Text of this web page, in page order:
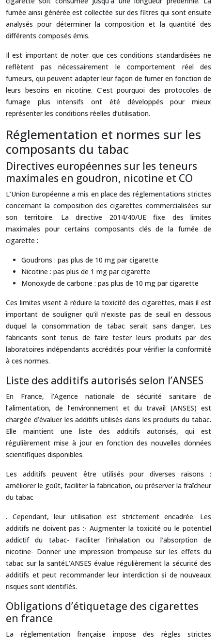
fumée ainsi générée est collectée sur des filtres qui sont ensuite
analysés pour déterminer la composition et la quantité des
différents composés émis.
Il est important de noter que ces conditions standardisées ne
reflètent pas nécessairement le comportement réel des
fumeurs, qui peuvent adapter leur façon de fumer en fonction de
leurs besoins en nicotine. C’est pourquoi des protocoles de
fumage plus intensifs ont été développés pour mieux
représenter les conditions réelles d’utilisation.
Réglementation et normes sur les
composants du tabac
Directives européennes sur les teneurs
maximales en goudron, nicotine et CO
L’Union Européenne a mis en place des réglementations strictes
concernant la composition des cigarettes commercialisées sur
son territoire. La directive 2014/40/UE fixe des limites
maximales pour certains composants clés de la fumée de
cigarette :
Goudrons : pas plus de 10 mg par cigarette
Nicotine : pas plus de 1 mg par cigarette
Monoxyde de carbone : pas plus de 10 mg par cigarette
Ces limites visent à réduire la toxicité des cigarettes, mais il est
important de souligner qu’il n’existe pas de seuil en dessous
duquel la consommation de tabac serait sans danger. Les
fabricants sont tenus de faire tester leurs produits par des
laboratoires indépendants accrédités pour vérifier la conformité
à ces normes.
Liste des additifs autorisés selon l’ANSES
En France, l’Agence nationale de sécurité sanitaire de
l’alimentation, de l’environnement et du travail (ANSES) est
chargée d’évaluer les additifs utilisés dans les produits du tabac.
Elle maintient une liste des additifs autorisés, qui est
régulièrement mise à jour en fonction des nouvelles données
scientifiques disponibles.
Les additifs peuvent être utilisés pour diverses raisons :
améliorer le goût, faciliter la fabrication, ou préserver la fraîcheur
du tabac
. Cependant, leur utilisation est strictement encadrée. Les
additifs ne doivent pas :- Augmenter la toxicité ou le potentiel
addictif du tabac- Faciliter l’inhalation ou l’absorption de
nicotine- Donner une impression trompeuse sur les effets du
tabac sur la santéL’ANSES évalue régulièrement la sécurité des
additifs et peut recommander leur interdiction si de nouveaux
risques sont identifiés.
Obligations d’étiquetage des cigarettes
en france
La réglementation française impose des règles strictes